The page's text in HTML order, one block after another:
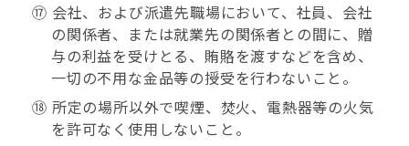
⑰ 会社、および派遣先職場において、社員、会社
の関係者、または就業先の関係者との間に、贈
与の利益を受けとる、賄賂を渡すなどを含め、
一切の不用な金品等の授受を行わないこと。
⑱ 所定の場所以外で喫煙、焚火、電熱器等の火気
を許可なく使用しないこと。